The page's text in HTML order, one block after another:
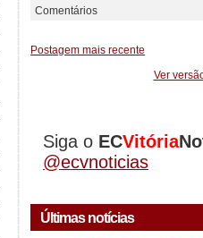
Comentários
Postagem mais recente
Ver
Siga o ECVitória
@ecvnoticias
Últimas notícias